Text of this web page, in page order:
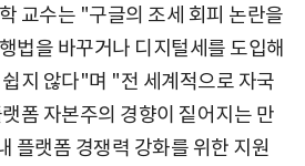
교수는 "구글의 조세 회피 논란을
법을 바꾸거나 디지털세를 도입해
지 않다"며 "전 세계적으로 자국
폼 자본주의 경향이 짙어지는 만
플랫폼 경쟁력 강화를 위한 지원